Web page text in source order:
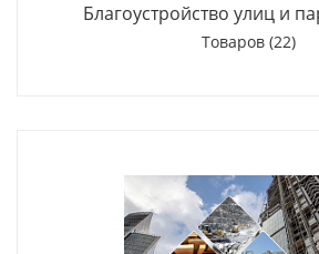
Благоустройство улиц и
Товаров (22)